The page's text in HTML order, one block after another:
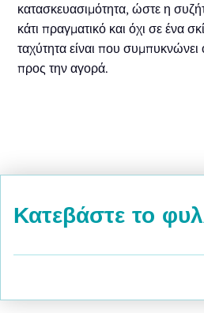
κατασκευασιμότητα, ώστε η
κάτι πραγματικό και όχι σε ένα
ταχύτητα είναι που
προς την αγορά.
Κατεβάστε το